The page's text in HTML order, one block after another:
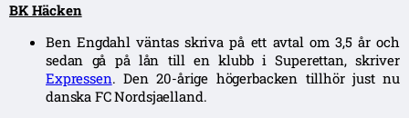
BK Häcken
Ben Engdahl väntas skriva på ett avtal om 3,5 år och
sedan gå på lån till en klubb i Superettan, skriver
Expressen. Den 20-årige högerbacken tillhör just nu
danska FC Nordsjaelland.